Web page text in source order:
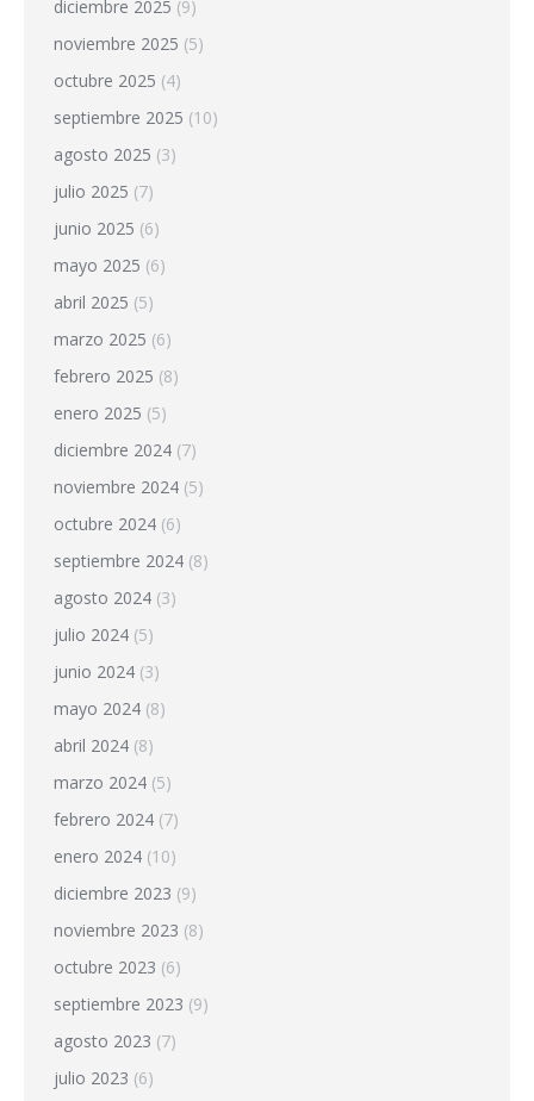
diciembre 2025 (9)
noviembre 2025 (5)
octubre 2025 (4)
septiembre 2025 (10)
agosto 2025 (3)
julio 2025 (7)
junio 2025 (6)
mayo 2025 (6)
abril 2025 (5)
marzo 2025 (6)
febrero 2025 (8)
enero 2025 (5)
diciembre 2024 (7)
noviembre 2024 (5)
octubre 2024 (6)
septiembre 2024 (8)
agosto 2024 (3)
julio 2024 (5)
junio 2024 (3)
mayo 2024 (8)
abril 2024 (8)
marzo 2024 (5)
febrero 2024 (7)
enero 2024 (10)
diciembre 2023 (9)
noviembre 2023 (8)
octubre 2023 (6)
septiembre 2023 (9)
agosto 2023 (7)
julio 2023 (6)